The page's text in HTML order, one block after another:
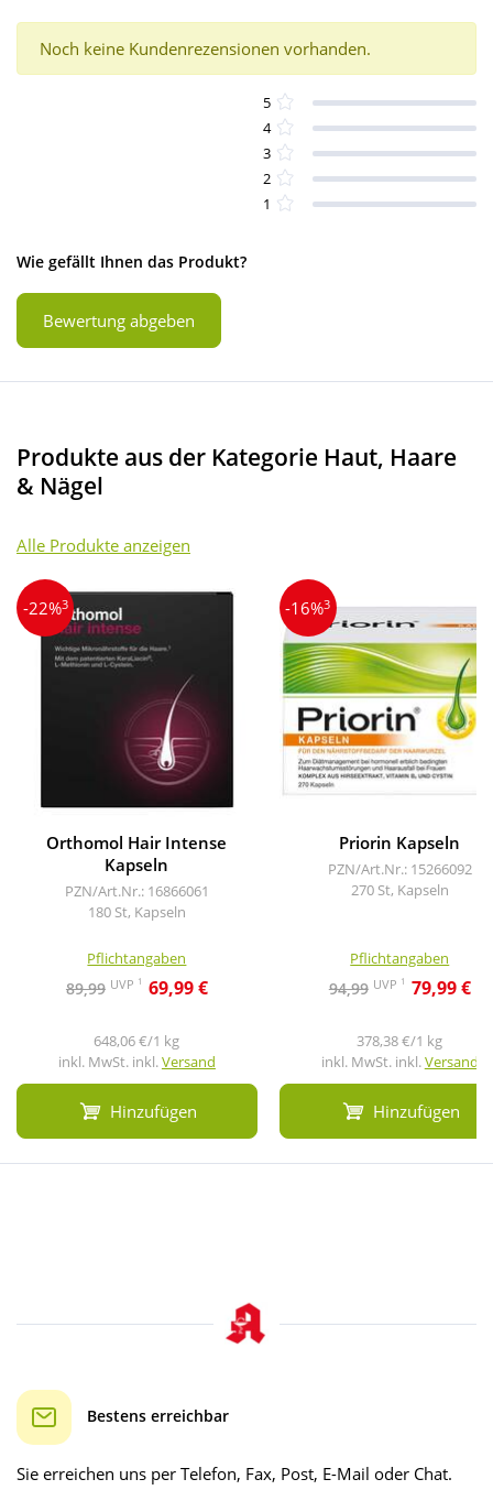
Noch keine Kundenrezensionen vorhanden.
5
4
3
2
1
Wie gefällt Ihnen das Produkt?
Bewertung abgeben
Produkte aus der Kategorie Haut, Haare
& Nägel
Alle Produkte anzeigen
-22%3
Orthomol Hair Intense
Kapseln
PZN/Art.Nr.: 16866061
180 St, Kapseln
Pflichtangaben
89,99 UVP 1 69,99 €
648,06 €/1 kg
inkl. MwSt. inkl.Versand
Hinzufügen
-16%3
Priorin Kapseln
PZN/Art.Nr.: 15266092
270 St, Kapseln
Pflichtangaben
94,99 UVP 1 79,99 €
378,38 €/1 kg
inkl. MwSt. inkl.Versand
Hinzufügen
Bestens erreichbar
Sie erreichen uns per Telefon, Fax, Post, E-Mail oder Chat.